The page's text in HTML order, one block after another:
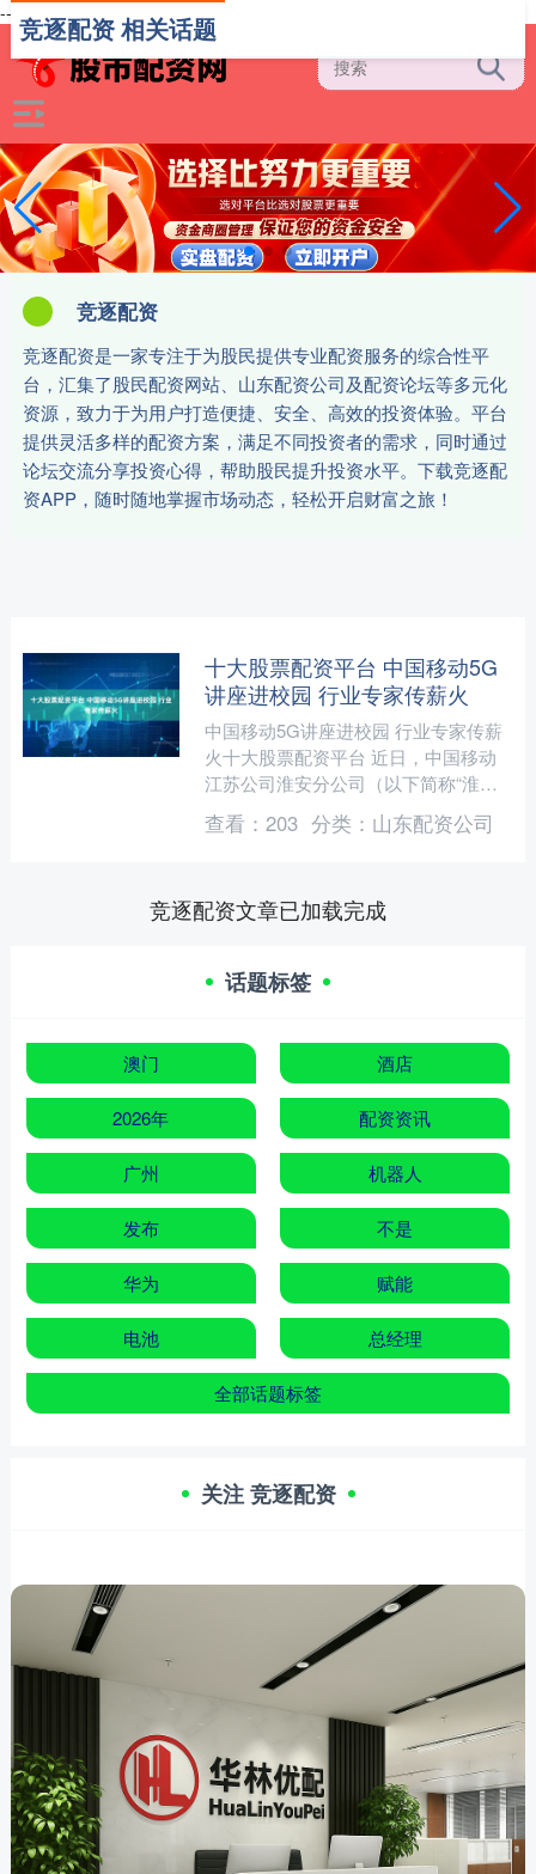
-->
竞逐配资
竞逐配资是一家专注于为股民提供专业配资服务的综合性平
台，汇集了股民配资网站、山东配资公司及配资论坛等多元化
资源，致力于为用户打造便捷、安全、高效的投资体验。平台
提供灵活多样的配资方案，满足不同投资者的需求，同时通过
论坛交流分享投资心得，帮助股民提升投资水平。下载竞逐配
资APP，随时随地掌握市场动态，轻松开启财富之旅！
竞逐配资 相关话题
十大股票配资平台 中国移动5G
讲座进校园 行业专家传薪火
中国移动5G讲座进校园 行业专家传薪
火十大股票配资平台 近日，中国移动
江苏公司淮安分公司（以下简称“淮安
移动”）网络领域专家吴衡，受江苏省
淮阴中等专业学校邀请开....
查看： 203 分类： 山东配资公司
竞逐配资文章已加载完成
话题标签
澳门 酒店
2026年 配资资讯
广州 机器人
发布 不是
华为 赋能
电池 总经理
全部话题标签
关注 竞逐配资